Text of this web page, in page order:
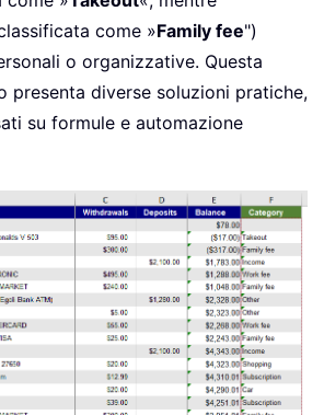
come »Family fee")
o organizzative. Questa
presenta diverse soluzioni pratiche,
su formule e automazione